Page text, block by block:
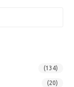
(134)
(20)